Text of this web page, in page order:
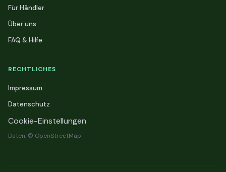
Für Händler
Über uns
FAQ & Hilfe
RECHTLICHES
Impressum
Datenschutz
Cookie-Einstellungen
Daten: © OpenStreetMap